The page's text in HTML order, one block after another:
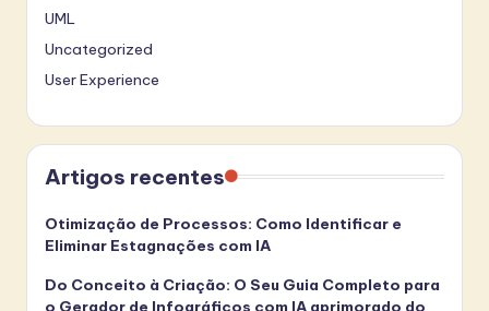
UML
Uncategorized
User Experience
Artigos recentes
Otimização de Processos: Como Identificar e
Eliminar Estagnações com IA
Do Conceito à Criação: O Seu Guia Completo para